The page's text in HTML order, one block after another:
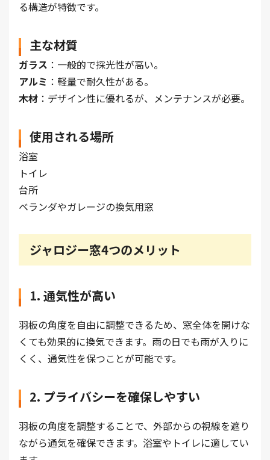
る構造が特徴です。
主な材質
ガラス ：一般的で採光性が高い。
アルミ ：軽量で耐久性がある。
木材 ：デザイン性に優れるが、メンテナンスが必要。
使用される場所
浴室
トイレ
台所
ベランダやガレージの換気用窓
ジャロジー窓4つのメリット
1. 通気性が高い
羽板の角度を自由に調整できるため、窓全体を開けな
くても効果的に換気できます。雨の日でも雨が入りに
くく、通気性を保つことが可能です。
2. プライバシーを確保しやすい
羽板の角度を調整することで、外部からの視線を遮り
ながら通気を確保できます。浴室やトイレに適してい